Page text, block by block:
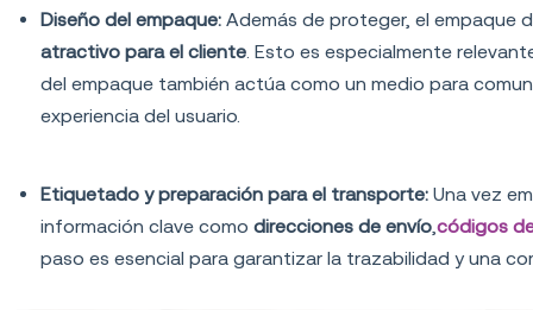
Diseño del empaque: Además de proteger, el empaque
atractivo para el cliente . Esto es especialmente
del empaque también actúa como un medio para
experiencia del usuario.
Etiquetado y preparación para el transporte: Una vez
información clave comodirecciones de envío ,códigos
paso es esencial para garantizar la trazabilidad y una